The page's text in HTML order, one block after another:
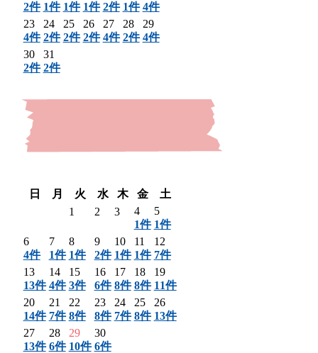
2件 1件 1件 1件 2件 1件 4件
23
4件
24
2件
25
2件
26
2件
27
4件
28
2件
29
4件
30
2件
31
2件
日
月 火 水 木 金
土
1
2 3
4
1件
5
1件
6
4件
7
1件
8
1件
9
2件
10
1件
11
1件
12
7件
13
13件
14
4件
15
3件
16
6件
17
8件
18
8件
19
11件
20
14件
21
7件
22
8件
23
8件
24
7件
25
8件
26
13件
27
13件
28
6件
29
10件
30
6件